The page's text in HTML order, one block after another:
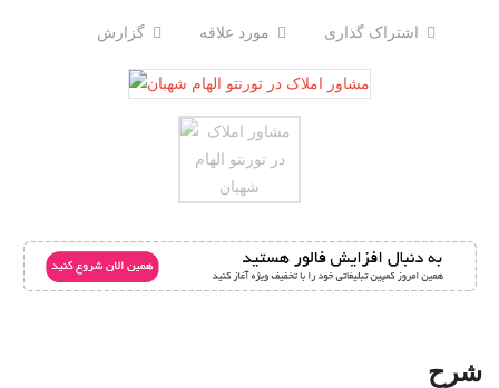
اشتراک گذاری مورد علاقه گزارش
شرح